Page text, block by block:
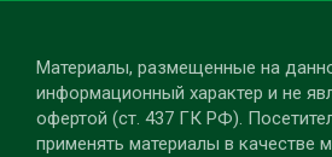
Материалы, размещенные на
информационный характер и не
офертой (ст. 437 ГК РФ).
применять материалы в качестве